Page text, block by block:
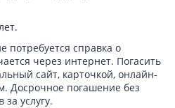
потребуется справка о
через интернет. Погасить
сайт, карточкой, онлайн-
Досрочное погашение без
услугу.